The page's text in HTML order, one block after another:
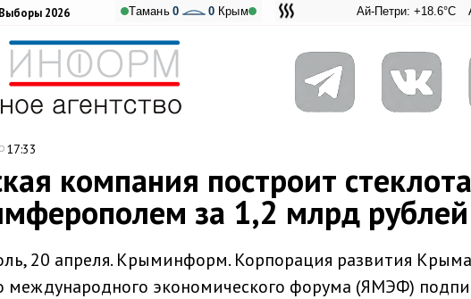
Ай-Петри: +18.6°C Алушта:
Тамань 0 0 Крым
Выборы 2026
17:33
компания построит
за 1,2 млрд рублей
20 апреля. Крыминформ. Корпорация развития Крыма
международного экономического форума (ЯМЭФ)